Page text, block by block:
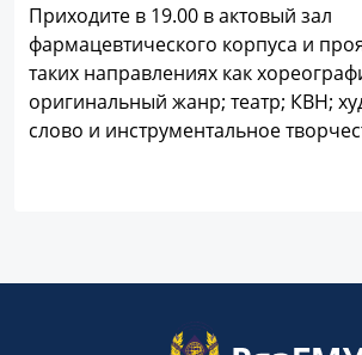
Приходите в 19.00 в актовый зал
фармацевтического корпуса и
таких направлениях как
оригинальный жанр; театр; КВН;
слово и инструментальное